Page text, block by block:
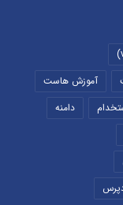
آموزش هاست
دامنه